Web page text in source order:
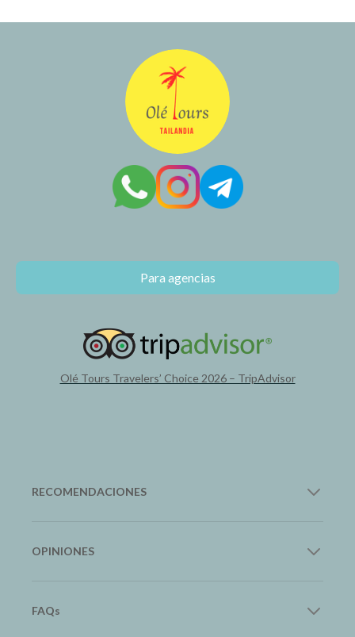
Para agencias
Olé Tours Travelers’ Choice 2026 – TripAdvisor
RECOMENDACIONES
OPINIONES
FAQs